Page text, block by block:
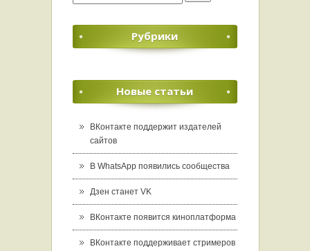
Рубрики
Новые статьи
ВКонтакте поддержит издателей
сайтов
В WhatsApp появились сообщества
Дзен станет VK
ВКонтакте появится киноплатформа
ВКонтакте поддерживает стримеров